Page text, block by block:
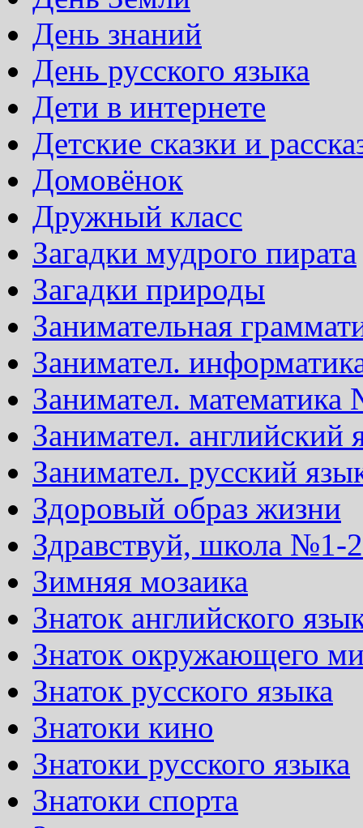
День знаний
День русского языка
Дети в интернете
Детские сказки и
Домовёнок
Дружный класс
Загадки мудрого пирата
Загадки природы
Занимательная
Занимател.
Занимател.
Занимател. английский
Занимател. русский
Здоровый образ жизни
Здравствуй, школа №1-2
Зимняя мозаика
Знаток английского
Знаток окружающего
Знаток русского языка
Знатоки кино
Знатоки русского языка
Знатоки спорта